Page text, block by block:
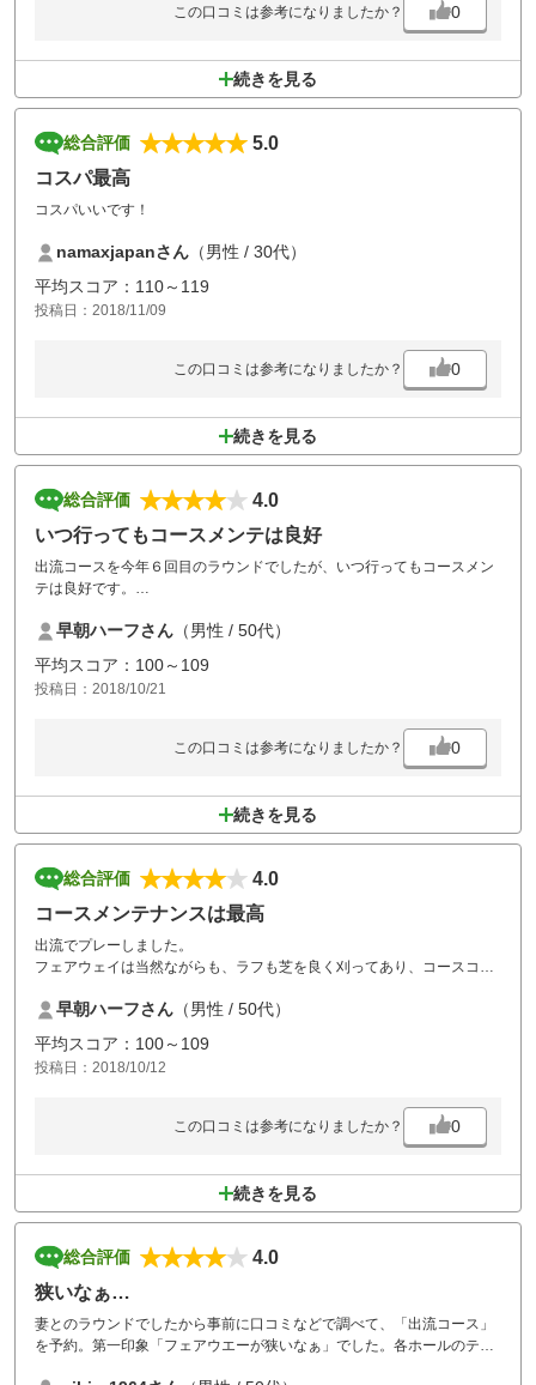
この口コミは参考になりましたか？ 0
続きを見る
総合評価
5.0
コスパ最高
コスパいいです！
namaxjapanさん （男性 / 30代）
平均スコア：110～119
投稿日：2018/11/09
この口コミは参考になりましたか？ 0
続きを見る
総合評価
4.0
いつ行ってもコースメンテは良好
出流コースを今年６回目のラウンドでしたが、いつ行ってもコースメン
テは良好です。
う事はありません。コースも広いコースが多く、アップダウンも少なく
て快適です。
ただ、お客さんをたくさん入れているので、プレイファーストを促すコ
ールがあっても良いのかなと思います。
て良い策ではないでしょうか。
早朝ハーフさん （男性 / 50代）
平均スコア：100～109
投稿日：2018/10/21
この口コミは参考になりましたか？ 0
続きを見る
総合評価
4.0
コースメンテナンスは最高
出流でプレーしました。
フェアウェイは当然ながらも、ラフも芝を良く刈ってあり、コースコン
昼休みが1時間半と長いのが気になりましたが、フル回転させる為でし
ょうから止む終えませんね。
また、行きます。
早朝ハーフさん （男性 / 50代）
平均スコア：100～109
投稿日：2018/10/12
この口コミは参考になりましたか？ 0
続きを見る
総合評価
4.0
狭いなぁ…
妻とのラウンドでしたから事前に口コミなどで調べて、「出流コース」
を予約。第一印象「フェアウエーが狭いなぁ」でした。各ホールのティ